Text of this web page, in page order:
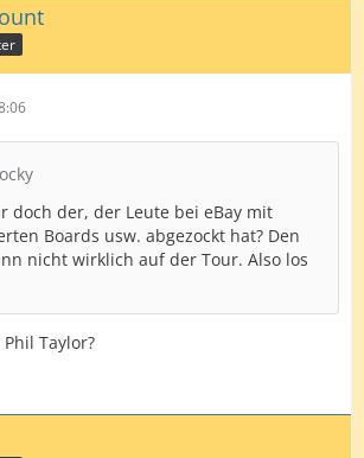
doch der, der Leute bei eBay mit
Boards usw. abgezockt hat? Den
nicht wirklich auf der Tour. Also los
Taylor?